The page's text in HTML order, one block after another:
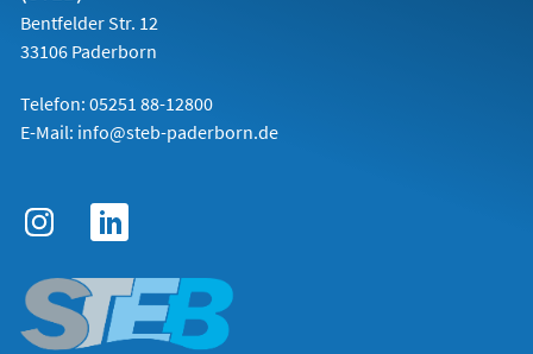
Bentfelder Str. 12
33106 Paderborn
Telefon: 05251 88-12800
E-Mail: info@steb-paderborn.de